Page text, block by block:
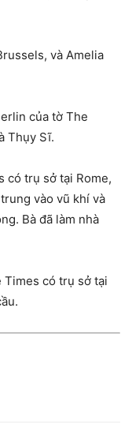
và Amelia
của tờ The
Thụy Sĩ.
có trụ sở tại Rome,
vào vũ khí và
Bà đã làm nhà
Times có trụ sở tại